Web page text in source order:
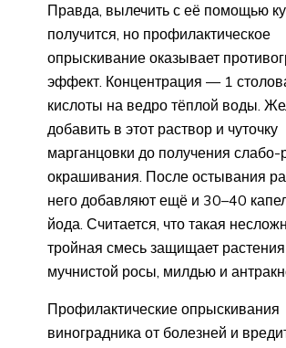
Правда, вылечить с её помощью
получится, но профилактическое
опрыскивание оказывает
эффект. Концентрация — 1
кислоты на ведро тёплой воды.
добавить в этот раствор и чуточку
марганцовки до получения слабо-
окрашивания. После остывания
него добавляют ещё и 30–40
йода. Считается, что такая
тройная смесь защищает
мучнистой росы, милдью и
Профилактические опрыскивания
виноградника от болезней и